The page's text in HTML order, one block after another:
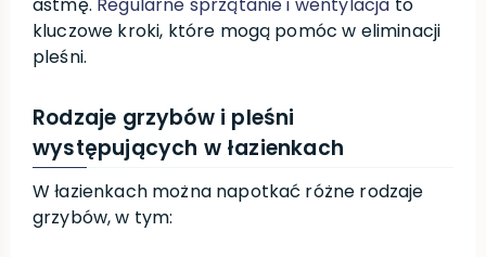
kluczowe kroki, które mogą pomóc w eliminacji
pleśni.
Rodzaje grzybów i pleśni
występujących w łazienkach
W łazienkach można napotkać różne rodzaje
grzybów, w tym: